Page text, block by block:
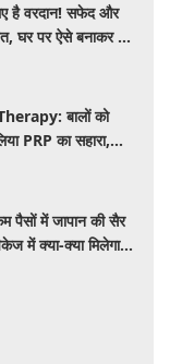
है वरदान! सफेद और
घर पर ऐसे बनाकर करें
बालों को
PRP का सहारा,
में जापान की सैर
में क्या-क्या मिलेगा?